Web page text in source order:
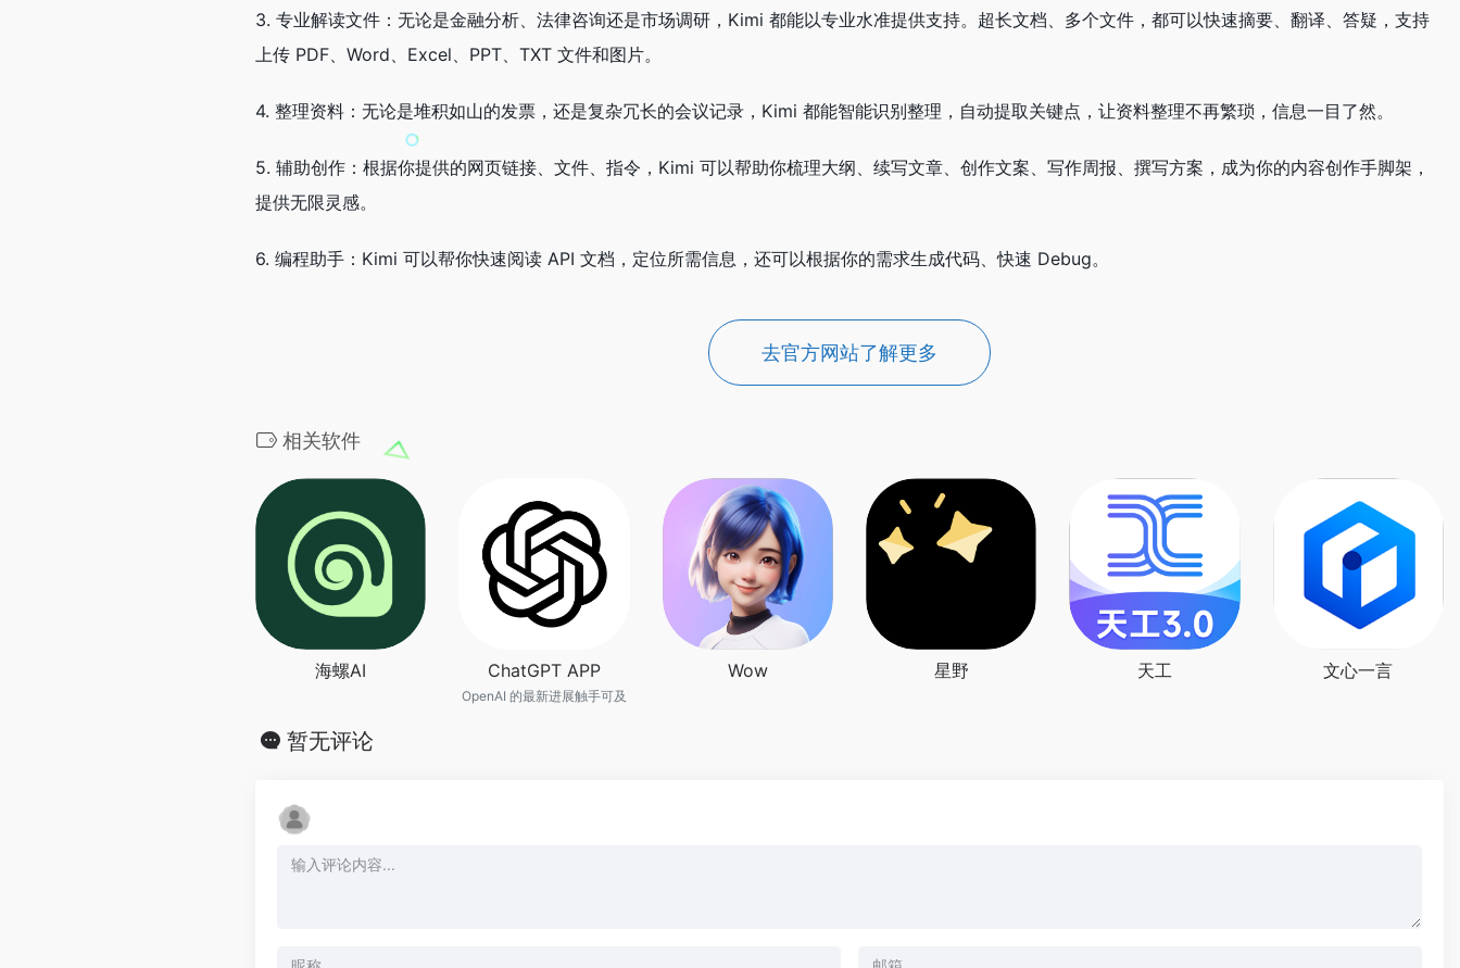
3. 专业解读文件：无论是金融分析、法律咨询还是市场调研，Kimi 都能以专业水准提供支持。超长文档、多个文件，都可以快速摘要、翻译、答疑，支持
上传 PDF、Word、Excel、PPT、TXT 文件和图片。
4. 整理资料：无论是堆积如山的发票，还是复杂冗长的会议记录，Kimi 都能智能识别整理，自动提取关键点，让资料整理不再繁琐，信息一目了然。
5. 辅助创作：根据你提供的网页链接、文件、指令，Kimi 可以帮助你梳理大纲、续写文章、创作文案、写作周报、撰写方案，成为你的内容创作手脚架，
提供无限灵感。
6. 编程助手：Kimi 可以帮你快速阅读 API 文档，定位所需信息，还可以根据你的需求生成代码、快速 Debug。
去官方网站了解更多
相关软件
海螺AI ChatGPT APP
OpenAI 的最新进展触手可及
Wow 星野 天工 文心一言
暂无评论